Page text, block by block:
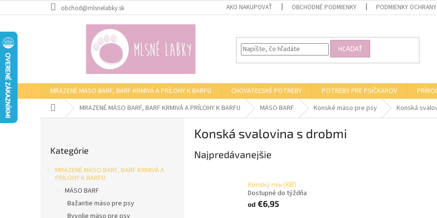
na
obchod@mlsnelabky.sk AKO NAKUPOVAŤ OBCHODNÉ PODMIENKY PODMIENKY OCHRANY
HĽADAŤ
MRAZENÉ MÄSO BARF, BARF KRMIVÁ A PRÍLOHY K BARFU CHOVATEĽSKÉ POTREBY POTREBY PRE PSÍČKAROV
DomovMRAZENÉ MÄSO BARF, BARF KRMIVÁ A PRÍLOHY K BARFU MÄSO BARF Konské mäso pre psy Konská
kategórie
Kategórie
MRAZENÉ MÄSO BARF, BARF KRMIVÁ A
PRÍLOHY K BARFU
MÄSO BARF
Bažantie mäso pre psy
Byvolie mäso pre psy
Konská svalovina s drobmi
Najpredávanejšie
Konský mix (KB)
Dostupné do týždňa
od €6,95